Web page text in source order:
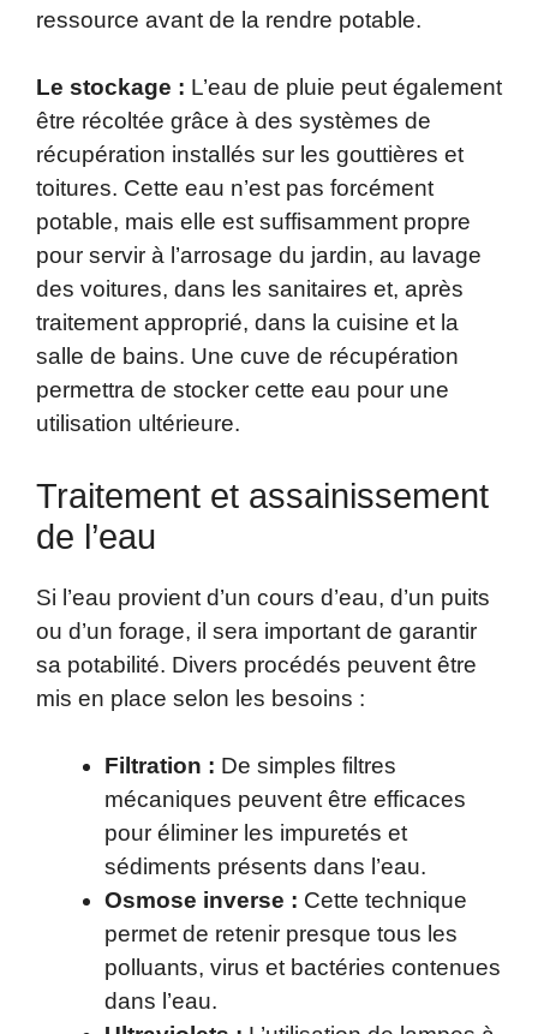
ressource avant de la rendre potable.
Le stockage : L’eau de pluie peut également
être récoltée grâce à des systèmes de
récupération installés sur les gouttières et
toitures. Cette eau n’est pas forcément
potable, mais elle est suffisamment propre
pour servir à l’arrosage du jardin, au lavage
des voitures, dans les sanitaires et, après
traitement approprié, dans la cuisine et la
salle de bains. Une cuve de récupération
permettra de stocker cette eau pour une
utilisation ultérieure.
Traitement et assainissement
de l’eau
Si l’eau provient d’un cours d’eau, d’un puits
ou d’un forage, il sera important de garantir
sa potabilité. Divers procédés peuvent être
mis en place selon les besoins :
Filtration : De simples filtres
mécaniques peuvent être efficaces
pour éliminer les impuretés et
sédiments présents dans l’eau.
Osmose inverse : Cette technique
permet de retenir presque tous les
polluants, virus et bactéries contenues
dans l’eau.